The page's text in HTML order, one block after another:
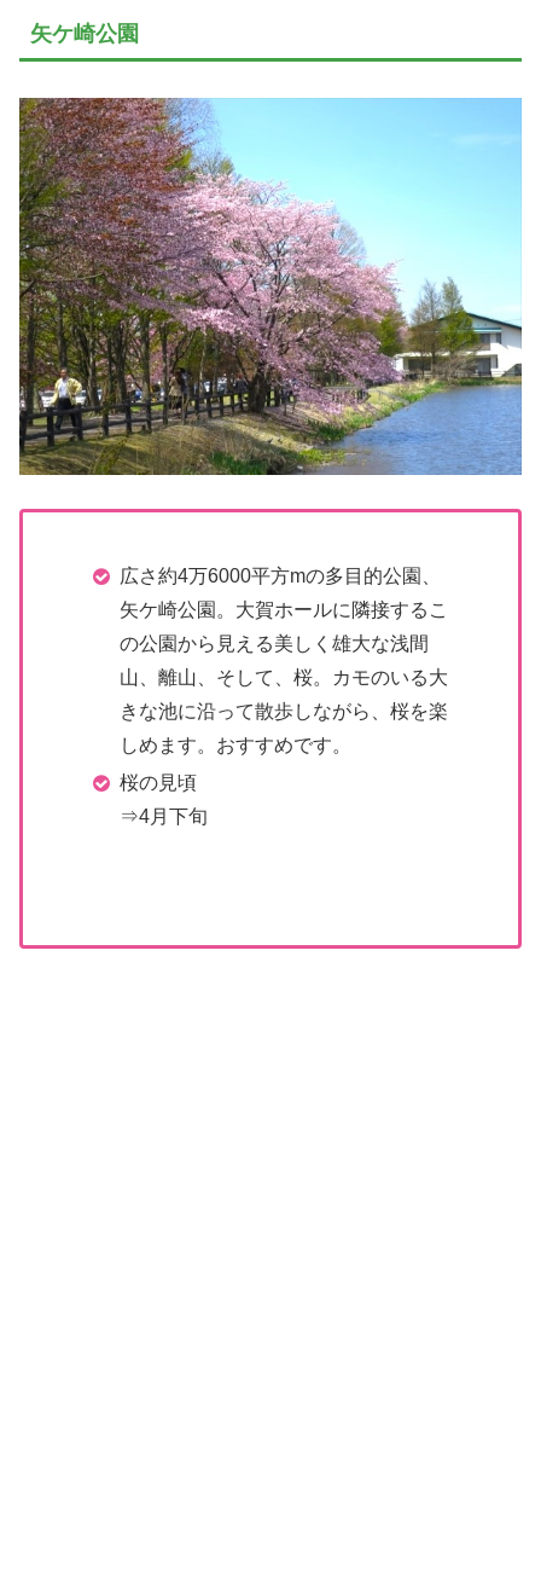
矢ケ崎公園
広さ約4万6000平方mの多目的公園、
矢ケ崎公園。大賀ホールに隣接するこ
の公園から見える美しく雄大な浅間
山、離山、そして、桜。カモのいる大
きな池に沿って散歩しながら、桜を楽
しめます。おすすめです。
桜の見頃
⇒4月下旬